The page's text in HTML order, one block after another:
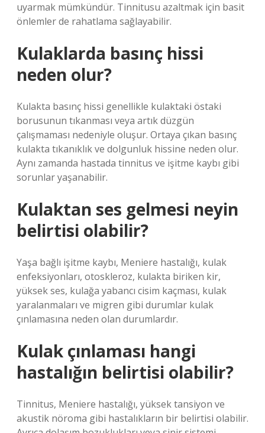
uyarmak mümkündür. Tinnitusu azaltmak için basit
önlemler de rahatlama sağlayabilir.
Kulaklarda basınç hissi
neden olur?
Kulakta basınç hissi genellikle kulaktaki östaki
borusunun tıkanması veya artık düzgün
çalışmaması nedeniyle oluşur. Ortaya çıkan basınç
kulakta tıkanıklık ve dolgunluk hissine neden olur.
Aynı zamanda hastada tinnitus ve işitme kaybı gibi
sorunlar yaşanabilir.
Kulaktan ses gelmesi neyin
belirtisi olabilir?
Yaşa bağlı işitme kaybı, Meniere hastalığı, kulak
enfeksiyonları, otoskleroz, kulakta biriken kir,
yüksek ses, kulağa yabancı cisim kaçması, kulak
yaralanmaları ve migren gibi durumlar kulak
çınlamasına neden olan durumlardır.
Kulak çınlaması hangi
hastalığın belirtisi olabilir?
Tinnitus, Meniere hastalığı, yüksek tansiyon ve
akustik nöroma gibi hastalıkların bir belirtisi olabilir.